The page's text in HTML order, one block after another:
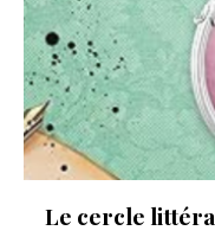
Le cercle